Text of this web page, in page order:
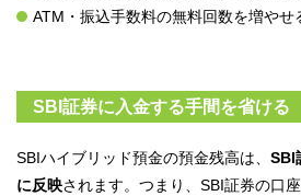
ATM・振込手数料の無料回数を増やせ
SBI証券に入金する手間を省ける
SBIハイブリッド預金の預金残高は、 SBI
に反映されます。つまり、SBI証券の口